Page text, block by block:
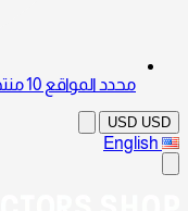
محدد المواقع 10 منتجات
USD USD
English